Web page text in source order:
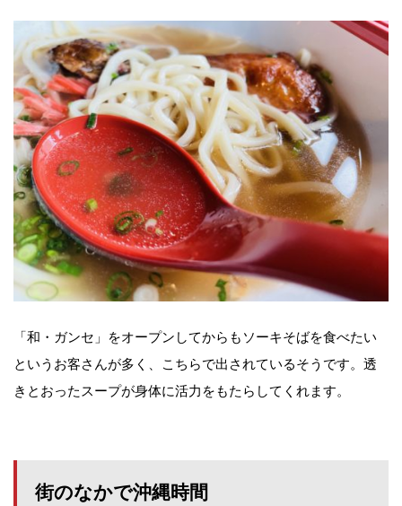
「和・ガンセ」をオープンしてからもソーキそばを食べたい
というお客さんが多く、こちらで出されているそうです。透
きとおったスープが身体に活力をもたらしてくれます。
街のなかで沖縄時間